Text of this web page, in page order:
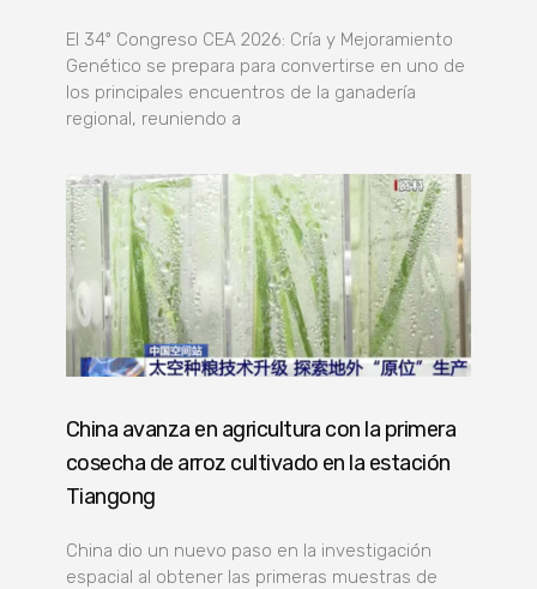
El 34º Congreso CEA 2026: Cría y Mejoramiento
Genético se prepara para convertirse en uno de
los principales encuentros de la ganadería
regional, reuniendo a
China avanza en agricultura con la primera
cosecha de arroz cultivado en la estación
Tiangong
China dio un nuevo paso en la investigación
espacial al obtener las primeras muestras de